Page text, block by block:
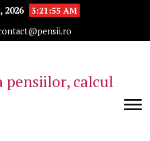
2026
3:21:55 AM
pensiilor, calcul